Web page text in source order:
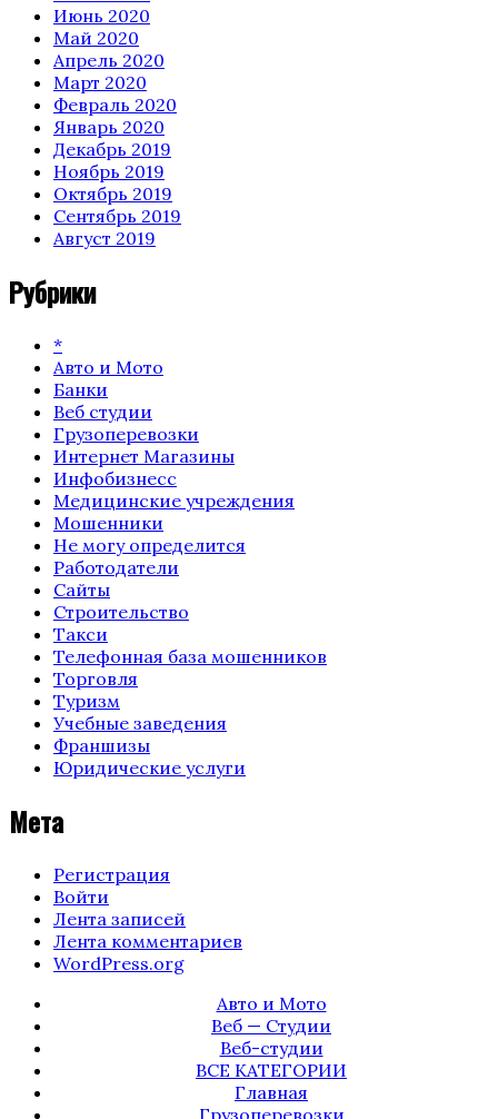
Июнь 2020
Май 2020
Апрель 2020
Март 2020
Февраль 2020
Январь 2020
Декабрь 2019
Ноябрь 2019
Октябрь 2019
Сентябрь 2019
Август 2019
Рубрики
*
Авто и Мото
Банки
Веб студии
Грузоперевозки
Интернет Магазины
Инфобизнесс
Медицинские учреждения
Мошенники
Не могу определится
Работодатели
Сайты
Строительство
Такси
Телефонная база мошенников
Торговля
Туризм
Учебные заведения
Франшизы
Юридические услуги
Мета
Регистрация
Войти
Лента записей
Лента комментариев
WordPress.org
Авто и Мото
Веб — Студии
Веб-студии
ВСЕ КАТЕГОРИИ
Главная
Грузоперевозки